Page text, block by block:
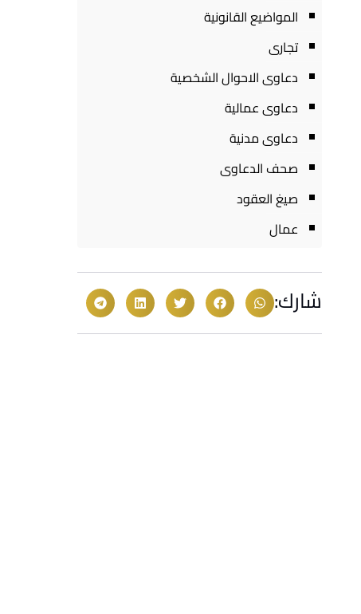
المواضيع القانونية
تجارى
دعاوى الاحوال الشخصية
دعاوى عمالية
دعاوى مدنية
صحف الدعاوى
صيغ العقود
عمال
شارك: